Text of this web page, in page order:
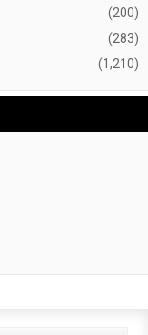
(200)
(283)
(1,210)